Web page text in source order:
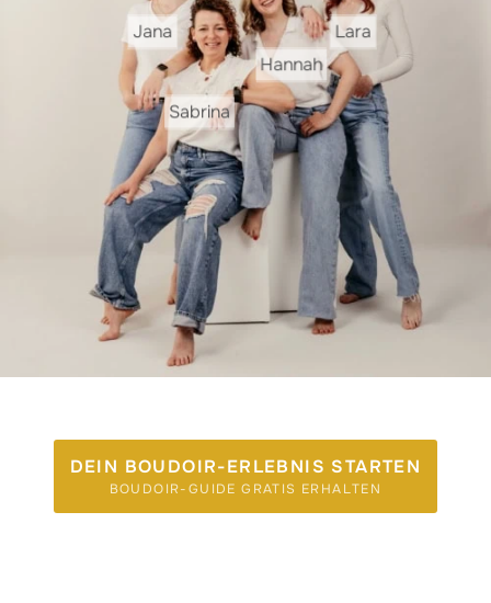
Sabrina
Hannah
Lara
Jana
DEIN BOUDOIR-ERLEBNIS STARTEN
BOUDOIR-GUIDE GRATIS ERHALTEN